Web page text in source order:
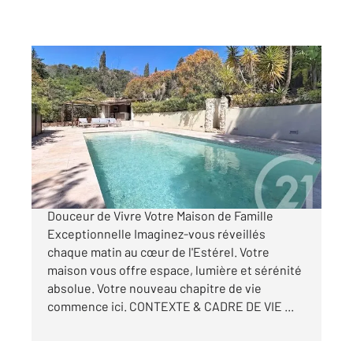
FREJUS 83
186,14 m2, 5 pièces
Ref : 39423
Maison à vendre
690 000 €
Saint-Jean-de-Cannes · Entre Estérel &
Douceur de Vivre Votre Maison de Famille
Exceptionnelle Imaginez-vous réveillés
chaque matin au cœur de l'Estérel. Votre
maison vous offre espace, lumière et sérénité
absolue. Votre nouveau chapitre de vie
commence ici. CONTEXTE & CADRE DE VIE ...